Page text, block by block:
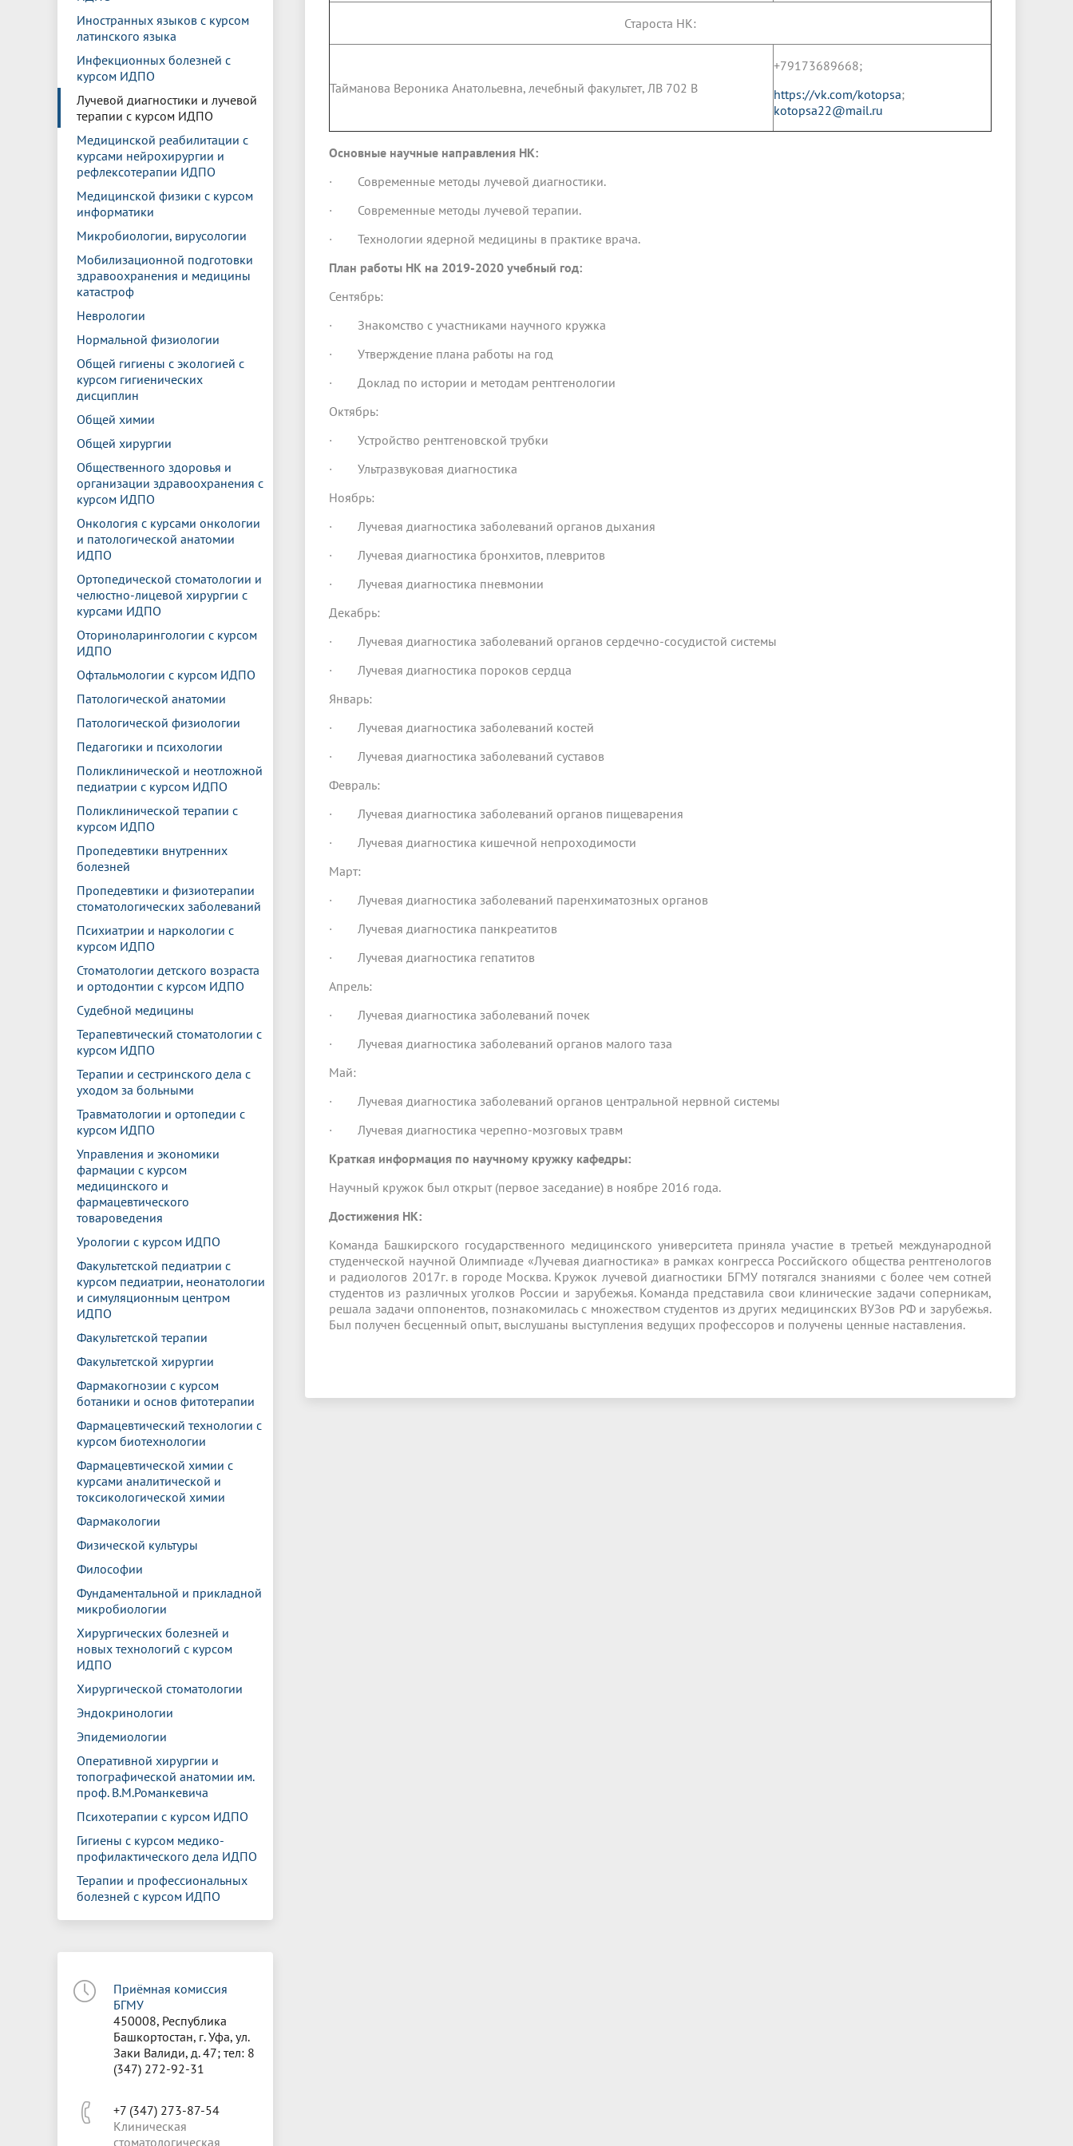
Иностранных языков с курсом
латинского языка
Инфекционных болезней с
курсом ИДПО
Лучевой диагностики и лучевой
терапии с курсом ИДПО
Медицинской реабилитации с
курсами нейрохирургии и
рефлексотерапии ИДПО
Медицинской физики с курсом
информатики
Микробиологии, вирусологии
Мобилизационной подготовки
здравоохранения и медицины
катастроф
Неврологии
Нормальной физиологии
Общей гигиены с экологией с
курсом гигиенических
дисциплин
Общей химии
Общей хирургии
Общественного здоровья и
организации здравоохранения с
курсом ИДПО
Онкология с курсами онкологии
и патологической анатомии
ИДПО
Ортопедической стоматологии и
челюстно-лицевой хирургии с
курсами ИДПО
Оториноларингологии с курсом
ИДПО
Офтальмологии с курсом ИДПО
Патологической анатомии
Патологической физиологии
Педагогики и психологии
Поликлинической и неотложной
педиатрии с курсом ИДПО
Поликлинической терапии с
курсом ИДПО
Пропедевтики внутренних
болезней
Пропедевтики и физиотерапии
стоматологических заболеваний
Психиатрии и наркологии с
курсом ИДПО
Стоматологии детского возраста
и ортодонтии с курсом ИДПО
Судебной медицины
Терапевтический стоматологии с
курсом ИДПО
Терапии и сестринского дела с
уходом за больными
Травматологии и ортопедии с
курсом ИДПО
Управления и экономики
фармации с курсом
медицинского и
фармацевтического
товароведения
Урологии с курсом ИДПО
Факультетской педиатрии с
курсом педиатрии, неонатологии
и симуляционным центром
ИДПО
Факультетской терапии
Факультетской хирургии
Фармакогнозии с курсом
ботаники и основ фитотерапии
Фармацевтический технологии с
курсом биотехнологии
Фармацевтической химии с
курсами аналитической и
токсикологической химии
Фармакологии
Физической культуры
Философии
Фундаментальной и прикладной
микробиологии
Хирургических болезней и
новых технологий с курсом
ИДПО
Хирургической стоматологии
Эндокринологии
Эпидемиологии
Оперативной хирургии и
топографической анатомии им.
проф. В.М.Романкевича
Психотерапии с курсом ИДПО
Гигиены с курсом медико-
профилактического дела ИДПО
Терапии и профессиональных
болезней с курсом ИДПО
Приёмная комиссия
БГМУ
450008, Республика
Башкортостан, г. Уфа, ул.
Заки Валиди, д. 47; тел: 8
(347) 272-92-31
+7 (347) 273-87-54
Клиническая
стоматологическая
Староста НК:
Тайманова Вероника Анатольевна, лечебный факультет, ЛВ 702 В
+79173689668;
https://vk.com/kotopsa;
kotopsa22@mail.ru
Основные научные направления НК:
· Современные методы лучевой диагностики.
· Современные методы лучевой терапии.
· Технологии ядерной медицины в практике врача.
План работы НК на 2019-2020 учебный год:
Сентябрь:
· Знакомство с участниками научного кружка
· Утверждение плана работы на год
· Доклад по истории и методам рентгенологии
Октябрь:
· Устройство рентгеновской трубки
· Ультразвуковая диагностика
Ноябрь:
· Лучевая диагностика заболеваний органов дыхания
· Лучевая диагностика бронхитов, плевритов
· Лучевая диагностика пневмонии
Декабрь:
· Лучевая диагностика заболеваний органов сердечно-сосудистой системы
· Лучевая диагностика пороков сердца
Январь:
· Лучевая диагностика заболеваний костей
· Лучевая диагностика заболеваний суставов
Февраль:
· Лучевая диагностика заболеваний органов пищеварения
· Лучевая диагностика кишечной непроходимости
Март:
· Лучевая диагностика заболеваний паренхиматозных органов
· Лучевая диагностика панкреатитов
· Лучевая диагностика гепатитов
Апрель:
· Лучевая диагностика заболеваний почек
· Лучевая диагностика заболеваний органов малого таза
Май:
· Лучевая диагностика заболеваний органов центральной нервной системы
· Лучевая диагностика черепно-мозговых травм
Краткая информация по научному кружку кафедры:
Научный кружок был открыт (первое заседание) в ноябре 2016 года.
Достижения НК:
Команда Башкирского государственного медицинского университета приняла участие в третьей международной
студенческой научной Олимпиаде «Лучевая диагностика» в рамках конгресса Российского общества рентгенологов
и радиологов 2017г. в городе Москва. Кружок лучевой диагностики БГМУ потягался знаниями с более чем сотней
студентов из различных уголков России и зарубежья. Команда представила свои клинические задачи соперникам,
решала задачи оппонентов, познакомилась с множеством студентов из других медицинских ВУЗов РФ и зарубежья.
Был получен бесценный опыт, выслушаны выступления ведущих профессоров и получены ценные наставления.